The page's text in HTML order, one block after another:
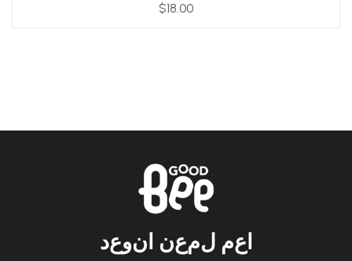
$18.00
دعون نعمل مع